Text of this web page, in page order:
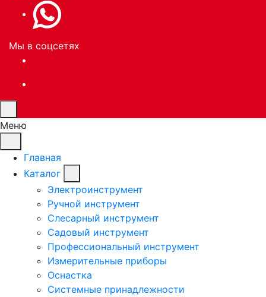
Мы в соцсетях
Меню
Главная
Каталог
Электроинструмент
Ручной инструмент
Слесарный инструмент
Садовый инструмент
Профессиональный инструмент
Измерительные приборы
Оснастка
Системные принадлежности